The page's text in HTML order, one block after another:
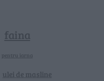
faina
pentru iarna
ulei de masline